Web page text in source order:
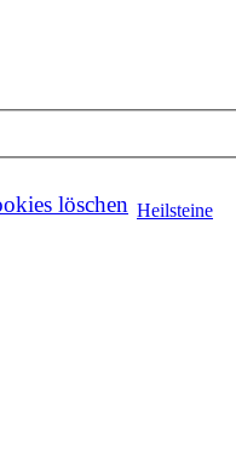
löschen Heilsteine